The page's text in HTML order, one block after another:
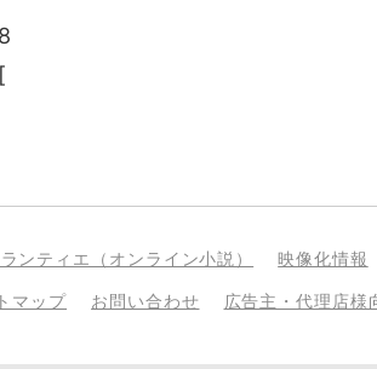
ンティエ（オンライン小説） 映像化情報
マップ お問い合わせ 広告主・代理店様